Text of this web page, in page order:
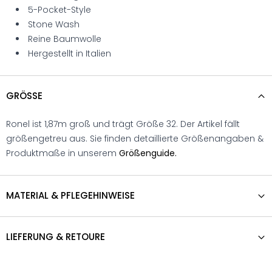
5-Pocket-Style
Stone Wash
Reine Baumwolle
Hergestellt in Italien
GRÖSSE
Ronel ist 1,87m groß und trägt Größe 32. Der Artikel fällt
größengetreu aus. Sie finden detaillierte Größenangaben &
Produktmaße in unserem Größenguide.
MATERIAL & PFLEGEHINWEISE
LIEFERUNG & RETOURE